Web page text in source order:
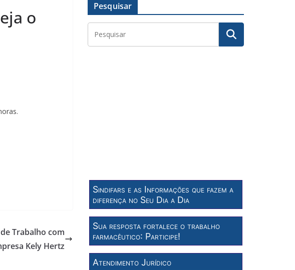
o
Trabalho com
Kely Hertz
Pesquisar
Sindifars e as Informações que fazem a
diferença no Seu Dia a Dia
Sua resposta fortalece o trabalho
farmacêutico: Participe!
Atendimento Jurídico